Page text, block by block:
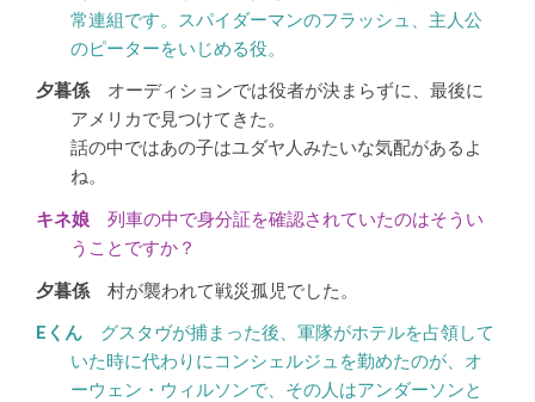
常連組です。スパイダーマンのフラッシュ、主人公
のピーターをいじめる役。
オーディションでは役者が決まらずに、最後に
アメリカで見つけてきた。
話の中ではあの子はユダヤ人みたいな気配があるよ
ね。
列車の中で身分証を確認されていたのはそうい
うことですか？
村が襲われて戦災孤児でした。
グスタヴが捕まった後、軍隊がホテルを占領して
いた時に代わりにコンシェルジュを勤めたのが、オ
ーウェン・ウィルソンで、その人はアンダーソンと